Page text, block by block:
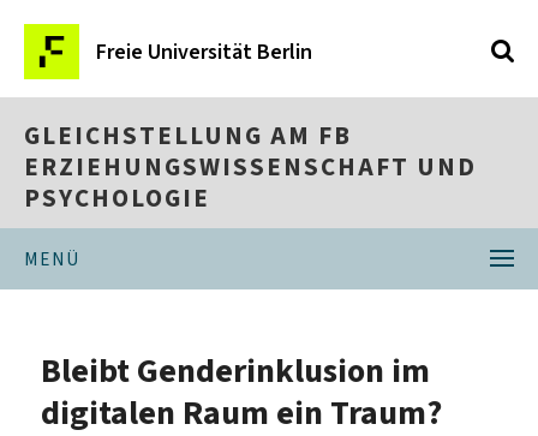
Freie Universität Berlin
GLEICHSTELLUNG AM FB
ERZIEHUNGSWISSENSCHAFT UND
PSYCHOLOGIE
MENÜ
Bleibt Genderinklusion im
digitalen Raum ein Traum?